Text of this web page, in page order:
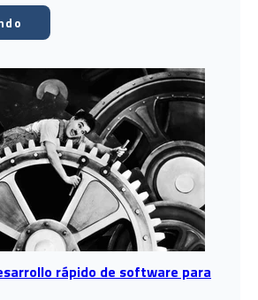
rápido de software para